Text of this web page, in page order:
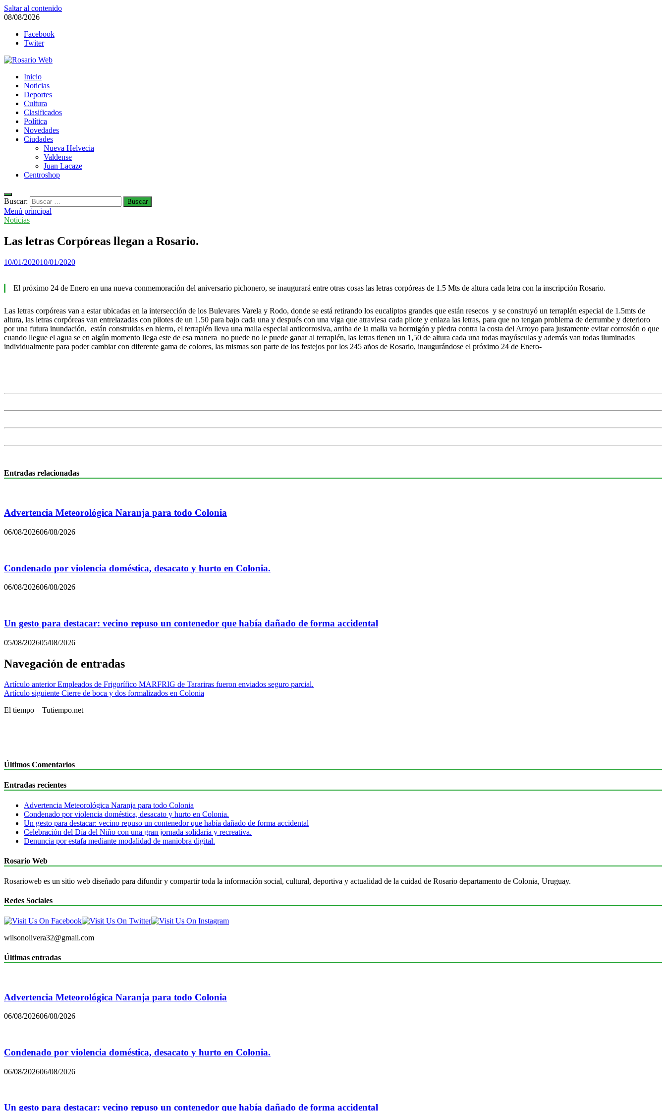
Saltar al contenido
08/08/2026
Facebook
Twiter
Rosario Web
Todas la noticias de Rosario y la zona
Inicio
Noticias
Deportes
Cultura
Clasificados
Política
Novedades
Ciudades
Nueva Helvecia
Valdense
Juan Lacaze
Centroshop
Buscar:
Menú principal
Noticias
Las letras Corpóreas llegan a Rosario.
10/01/202010/01/2020
El próximo 24 de Enero en una nueva conmemoración del aniversario pichonero, se inaugurará entre otras cosas las letras corpóreas de 1.5 Mts de altura cada letra con la inscripción Rosario.
Las letras corpóreas van a estar ubicadas en la intersección de los Bulevares Varela y Rodo, donde se está retirando los eucaliptos grandes que están resecos y se construyó un terraplén especial de 1.5mts de
altura, las letras corpóreas van entrelazadas con pilotes de un 1.50 para bajo cada una y después con una viga que atraviesa cada pilote y enlaza las letras, para que no tengan problema de derrumbe y deterioro
por una futura inundación, están construidas en hierro, el terraplén lleva una malla especial anticorrosiva, arriba de la malla va hormigón y piedra contra la costa del Arroyo para justamente evitar corrosión o que
cuando llegue el agua se en algún momento llega este de esa manera no puede no le puede ganar al terraplén, las letras tienen un 1,50 de altura cada una todas mayúsculas y además van todas iluminadas
individualmente para poder cambiar con diferente gama de colores, las mismas son parte de los festejos por los 245 años de Rosario, inaugurándose el próximo 24 de Enero-
Entradas relacionadas
Advertencia Meteorológica Naranja para todo Colonia
06/08/202606/08/2026
Condenado por violencia doméstica, desacato y hurto en Colonia.
06/08/202606/08/2026
Un gesto para destacar: vecino repuso un contenedor que había dañado de forma accidental
05/08/202605/08/2026
Navegación de entradas
Artículo anterior Empleados de Frigorífico MARFRIG de Tarariras fueron enviados seguro parcial.
Artículo siguiente Cierre de boca y dos formalizados en Colonia
El tiempo – Tutiempo.net
Últimos Comentarios
Entradas recientes
Advertencia Meteorológica Naranja para todo Colonia
Condenado por violencia doméstica, desacato y hurto en Colonia.
Un gesto para destacar: vecino repuso un contenedor que había dañado de forma accidental
Celebración del Día del Niño con una gran jornada solidaria y recreativa.
Denuncia por estafa mediante modalidad de maniobra digital.
Rosario Web
Rosarioweb es un sitio web diseñado para difundir y compartir toda la información social, cultural, deportiva y actualidad de la cuidad de Rosario departamento de Colonia, Uruguay.
Redes Sociales
wilsonolivera32@gmail.com
Últimas entradas
Advertencia Meteorológica Naranja para todo Colonia
06/08/202606/08/2026
Condenado por violencia doméstica, desacato y hurto en Colonia.
06/08/202606/08/2026
Un gesto para destacar: vecino repuso un contenedor que había dañado de forma accidental